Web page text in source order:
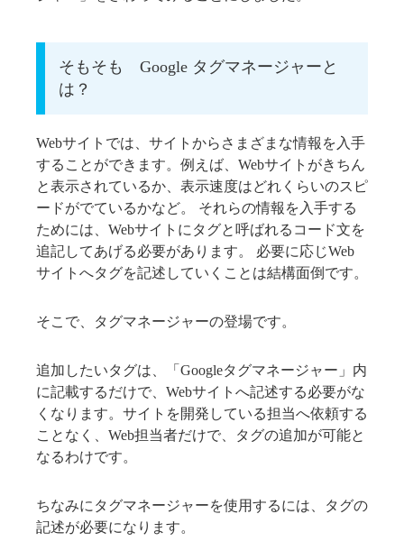
そもそも Google タグマネージャーと
は？
Webサイトでは、サイトからさまざまな情報を入手
することができます。例えば、Webサイトがきちん
と表示されているか、表示速度はどれくらいのスピ
ードがでているかなど。 それらの情報を入手する
ためには、Webサイトにタグと呼ばれるコード文を
追記してあげる必要があります。 必要に応じWeb
サイトへタグを記述していくことは結構面倒です。
そこで、タグマネージャーの登場です。
追加したいタグは、「Googleタグマネージャー」内
に記載するだけで、Webサイトへ記述する必要がな
くなります。サイトを開発している担当へ依頼する
ことなく、Web担当者だけで、タグの追加が可能と
なるわけです。
ちなみにタグマネージャーを使用するには、タグの
記述が必要になります。